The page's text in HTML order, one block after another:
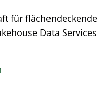
für
Data